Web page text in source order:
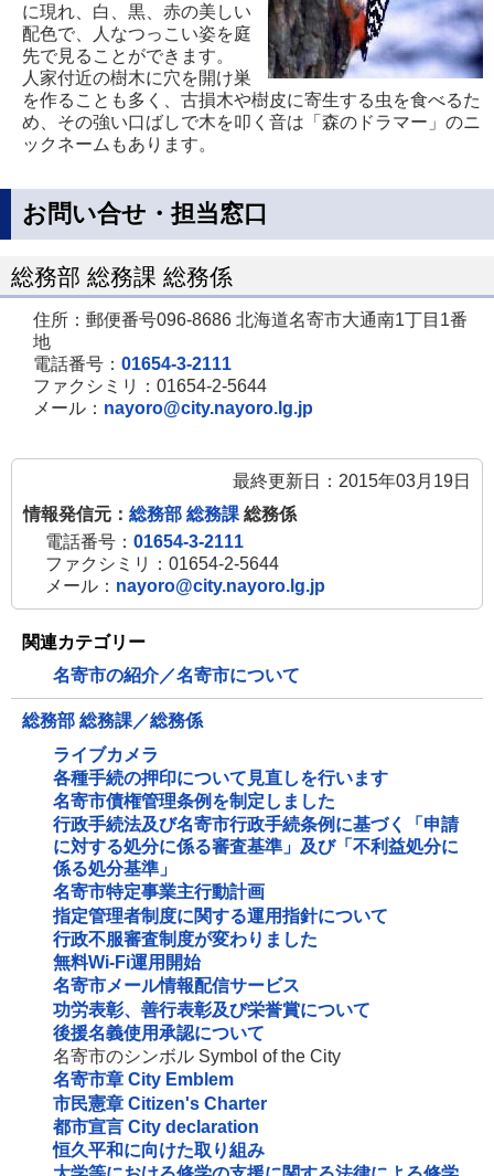
に現れ、白、黒、赤の美しい
配色で、人なつっこい姿を庭
先で見ることができます。
人家付近の樹木に穴を開け巣
を作ることも多く、古損木や樹皮に寄生する虫を食べるた
め、その強い口ばしで木を叩く音は「森のドラマー」のニ
ックネームもあります。
お問い合せ・担当窓口
総務部 総務課 総務係
住所：郵便番号096-8686 北海道名寄市大通南1丁目1番
地
電話番号： 01654-3-2111
ファクシミリ：01654-2-5644
メール： nayoro@city.nayoro.lg.jp
最終更新日：2015年03月19日
情報発信元： 総務部 総務課 総務係
電話番号： 01654-3-2111
ファクシミリ：01654-2-5644
メール： nayoro@city.nayoro.lg.jp
関連カテゴリー
名寄市の紹介／名寄市について
総務部 総務課／総務係
ライブカメラ
各種手続の押印について見直しを行います
名寄市債権管理条例を制定しました
行政手続法及び名寄市行政手続条例に基づく「申請
に対する処分に係る審査基準」及び「不利益処分に
係る処分基準」
名寄市特定事業主行動計画
指定管理者制度に関する運用指針について
行政不服審査制度が変わりました
無料Wi‐Fi運用開始
名寄市メール情報配信サービス
功労表彰、善行表彰及び栄誉賞について
後援名義使用承認について
名寄市のシンボル Symbol of the City
名寄市章 City Emblem
市民憲章 Citizen's Charter
都市宣言 City declaration
恒久平和に向けた取り組み